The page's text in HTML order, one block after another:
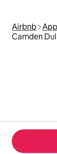
Airbnb
Camden